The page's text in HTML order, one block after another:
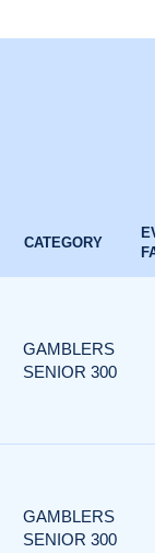
CATEGORY
GAMBLERS
SENIOR 300
GAMBLERS
SENIOR 300